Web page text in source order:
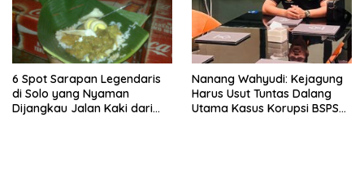
6 Spot Sarapan Legendaris
di Solo yang Nyaman
Dijangkau Jalan Kaki dari
Nanang Wahyudi: Kejagung
Harus Usut Tuntas Dalang
Utama Kasus Korupsi BSPS